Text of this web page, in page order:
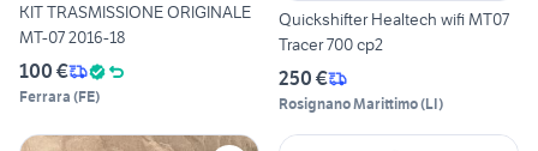
KIT TRASMISSIONE ORIGINALE
MT-07 2016-18
100 €
Ferrara (FE)
Quickshifter Healtech wifi MT07
Tracer 700 cp2
250 €
Rosignano Marittimo(LI)